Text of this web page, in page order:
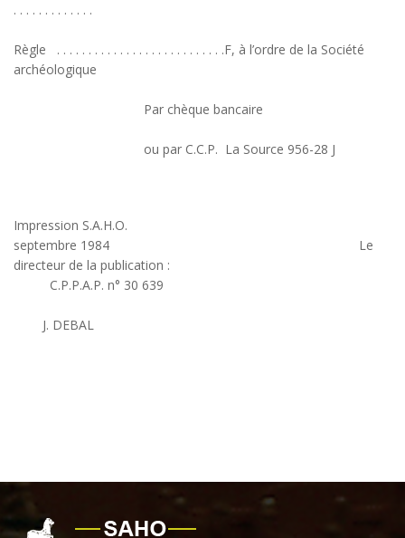
. . . . . . . . . . . . .
Règle . . . . . . . . . . . . . . . . . . . . . . . . . . .F, à l’ordre de la Société
archéologique
Par chèque bancaire
ou par C.C.P. La Source 956-28 J
Impression S.A.H.O.
septembre 1984 Le
directeur de la publication :
C.P.P.A.P. n° 30 639
J. DEBAL